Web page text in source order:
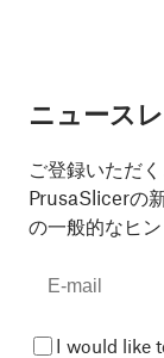
ニュース
ご登録いただく
PrusaSlicerの
の一般的なヒ
I would like